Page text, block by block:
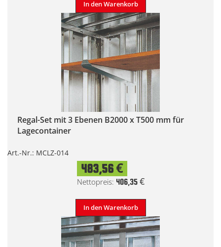
In den Warenkorb
Regal-Set mit 3 Ebenen B2000 x T500 mm für
Lagecontainer
Art.-Nr.: MCLZ-014
483,56 €
406,35 €
In den Warenkorb